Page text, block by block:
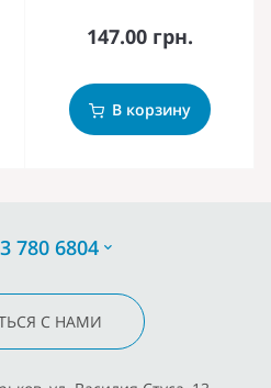
147.00 грн.
В корзину
780 6804
С НАМИ